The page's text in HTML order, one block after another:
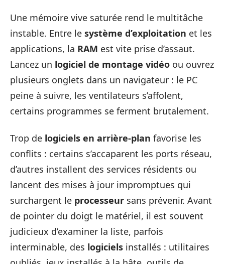
Une mémoire vive saturée rend le multitâche
instable. Entre le système d’exploitation et les
applications, la RAM est vite prise d’assaut.
Lancez un logiciel de montage vidéo ou ouvrez
plusieurs onglets dans un navigateur : le PC
peine à suivre, les ventilateurs s’affolent,
certains programmes se ferment brutalement.
Trop de logiciels en arrière-plan favorise les
conflits : certains s’accaparent les ports réseau,
d’autres installent des services résidents ou
lancent des mises à jour impromptues qui
surchargent le processeur sans prévenir. Avant
de pointer du doigt le matériel, il est souvent
judicieux d’examiner la liste, parfois
interminable, des logiciels installés : utilitaires